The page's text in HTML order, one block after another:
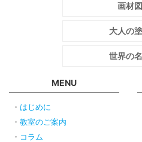
画材
大人の
世界の
MENU
はじめに
教室のご案内
コラム